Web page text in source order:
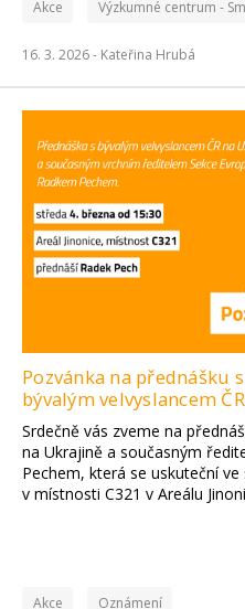
Akce Výzkumné centrum -
16. 3. 2026 - Kateřina Hrubá
Pozvánka na přednášku
bývalým velvyslancem
Srdečně vás zveme na
na Ukrajině a současným
Pechem, která se uskuteční
v místnosti C321 v Areálu
Akce Oznámení